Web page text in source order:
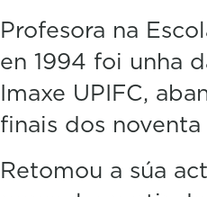
Profesora na
en 1994 foi unha
Imaxe UPIFC,
finais dos
Retomou a súa